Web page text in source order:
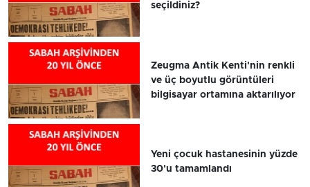
seçildiniz?
Zeugma Antik Kenti'nin renkli
ve üç boyutlu görüntüleri
bilgisayar ortamına aktarılıyor
Yeni çocuk hastanesinin yüzde
30'u tamamlandı